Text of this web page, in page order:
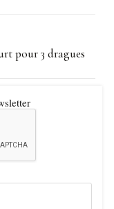
pour 3 dragues